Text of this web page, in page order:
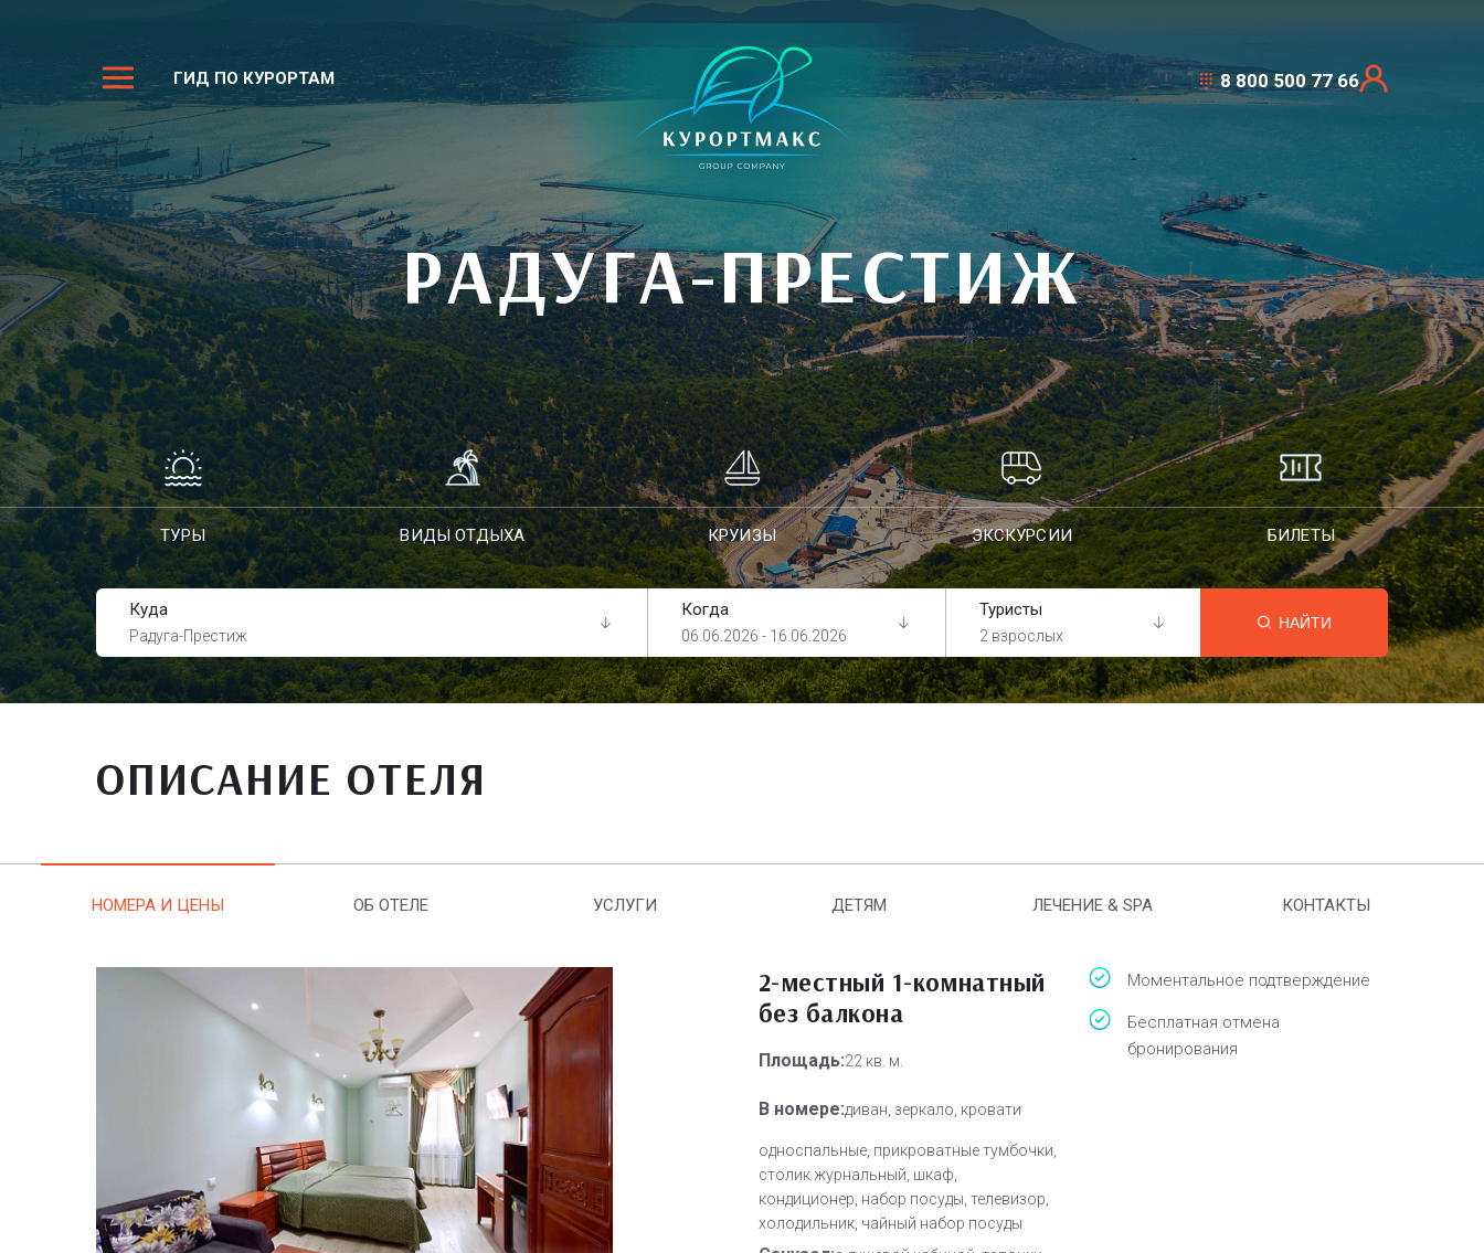
ГИД ПО КУРОРТАМ 8 800 500 77 66
РАДУГА-ПРЕСТИЖ
ТУРЫ ВИДЫ ОТДЫХА КРУИЗЫ ЭКСКУРСИИ БИЛЕТЫ
Куда
Радуга-Престиж
Когда
06.06.2026 - 16.06.2026
Туристы
2 взрослых
НАЙТИ
ОПИСАНИЕ ОТЕЛЯ
НОМЕРА И ЦЕНЫ ОБ ОТЕЛЕ УСЛУГИ ДЕТЯМ ЛЕЧЕНИЕ & SPA КОНТАКТЫ
2-местный 1-комнатный
без балкона
Площадь:22 кв. м.
В номере:диван, зеркало, кровати
односпальные, прикроватные тумбочки,
столик журнальный, шкаф,
кондиционер, набор посуды, телевизор,
холодильник, чайный набор посуды
Моментальное подтверждение
Бесплатная отмена
бронирования